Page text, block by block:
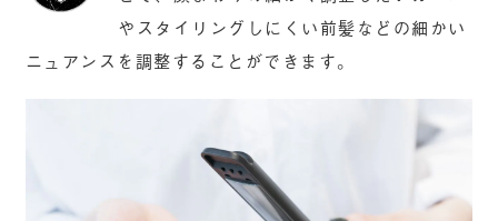
やスタイリングしにくい前髪などの細かい
ニュアンスを調整することができます。